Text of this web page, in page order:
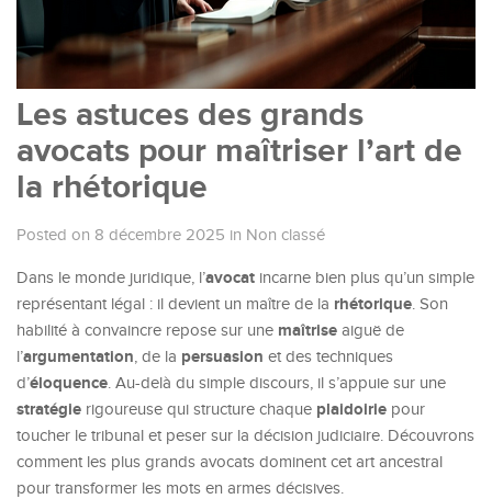
Les astuces des grands
avocats pour maîtriser l’art de
la rhétorique
Posted on 8 décembre 2025 in Non classé
Dans le monde juridique, l’avocat incarne bien plus qu’un simple
représentant légal : il devient un maître de la rhétorique. Son
habilité à convaincre repose sur une maîtrise aiguë de
l’argumentation, de la persuasion et des techniques
d’éloquence. Au-delà du simple discours, il s’appuie sur une
stratégie rigoureuse qui structure chaque plaidoirie pour
toucher le tribunal et peser sur la décision judiciaire. Découvrons
comment les plus grands avocats dominent cet art ancestral
pour transformer les mots en armes décisives.